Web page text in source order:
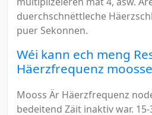
duerchschnëttleche
puer Sekonnen.
Wéi kann ech meng
Häerzfrequenz
Mooss Är Häerzfrequenz
bedeitend Zäit inaktiv war.